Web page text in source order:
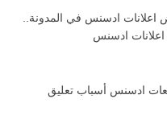
اعلانات ادسنس في المدونة..
ادسنس
ادسنس أسباب تعليق